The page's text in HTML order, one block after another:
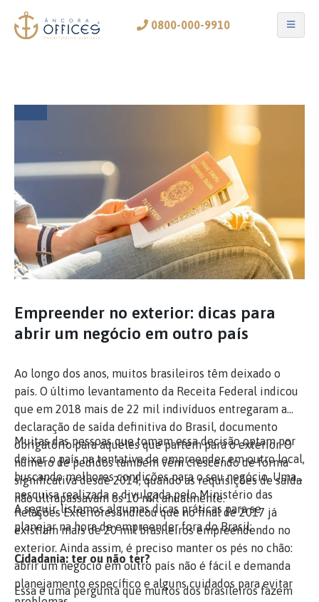
0800-000-9910
Empreender no exterior: dicas para
abrir um negócio em outro país
Ao longo dos anos, muitos brasileiros têm deixado o
país. O último levantamento da Receita Federal indicou
que em 2018 mais de 22 mil indivíduos entregaram a
declaração de saída definitiva do Brasil, documento
obrigatório para aqueles que partem para o exterior. O
número de pedidos também vêm crescendo de forma
significativa desde 2014, quando as requisições de saída
não ultrapassavam os 10 mil anualmente.
Muitas das pessoas que tomam essa decisão optam por
deixar o país na tentativa de empreender em outro local,
buscando melhores condições para o seu negócio. Uma
pesquisa realizada e divulgada pelo Ministério das
Relações Exteriores indicou que no final de 2017 já
existiam mais de 20 mil brasileiros empreendendo no
exterior. Ainda assim, é preciso manter os pés no chão:
abrir um negócio em outro país não é fácil e demanda
planejamento específico e alguns cuidados para evitar
A seguir, listamos algumas dicas práticas para se
planejar na hora de empreender fora do Brasil:
Cidadania: ter ou não ter?
Essa é uma pergunta que muitos dos brasileiros fazem